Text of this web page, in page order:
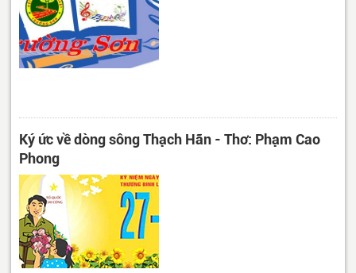
Ký ức về dòng sông Thạch Hãn - Thơ: Phạm Cao
Phong